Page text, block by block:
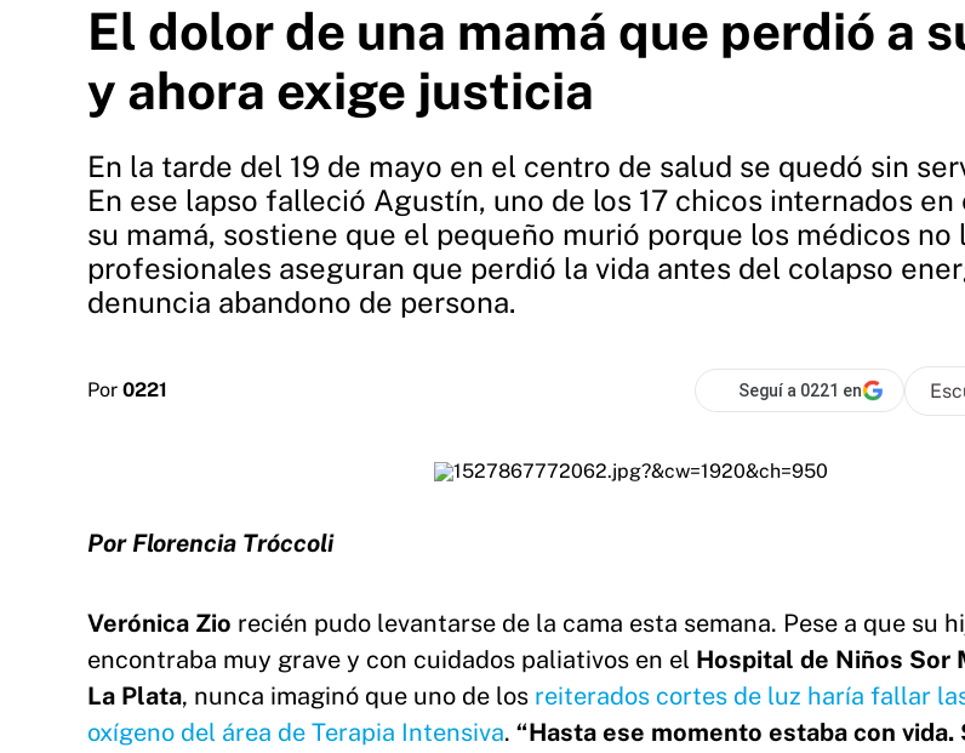
El dolor de una mamá que perdió a
y ahora exige justicia
En la tarde del 19 de mayo en el centro de salud se quedó sin
En ese lapso falleció Agustín, uno de los 17 chicos internados
su mamá, sostiene que el pequeño murió porque los médicos
profesionales aseguran que perdió la vida antes del colapso
denuncia abandono de persona.
Por 0221 Seguí a 0221 en
Por Florencia Tróccoli
Verónica Zio recién pudo levantarse de la cama esta semana. Pese a que su
encontraba muy grave y con cuidados paliativos en el Hospital de Niños Sor
La Plata, nunca imaginó que uno de los reiterados cortes de luz haría fallar
oxígeno del área de Terapia Intensiva. “Hasta ese momento estaba con vida.